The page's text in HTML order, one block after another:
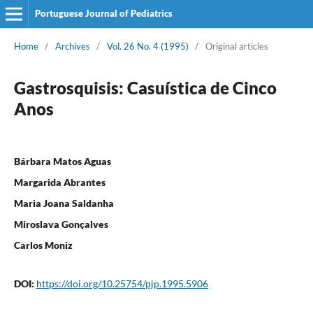
Portuguese Journal of Pediatrics
Home / Archives / Vol. 26 No. 4 (1995) / Original articles
Gastrosquisis: Casuística de Cinco
Anos
Bárbara Matos Aguas
Margarida Abrantes
Maria Joana Saldanha
Miroslava Gonçalves
Carlos Moniz
DOI: https://doi.org/10.25754/pjp.1995.5906